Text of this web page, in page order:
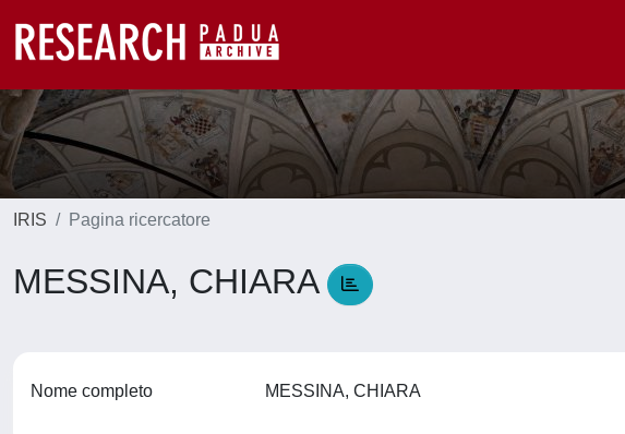
IRIS Pagina ricercatore
MESSINA, CHIARA
Nome completo MESSINA, CHIARA